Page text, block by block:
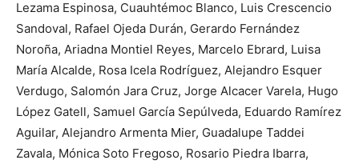
Lezama Espinosa, Cuauhtémoc Blanco, Luis Crescencio
Sandoval, Rafael Ojeda Durán, Gerardo Fernández
Noroña, Ariadna Montiel Reyes, Marcelo Ebrard, Luisa
María Alcalde, Rosa Icela Rodríguez, Alejandro Esquer
Verdugo, Salomón Jara Cruz, Jorge Alcacer Varela, Hugo
López Gatell, Samuel García Sepúlveda, Eduardo Ramírez
Aguilar, Alejandro Armenta Mier, Guadalupe Taddei
Zavala, Mónica Soto Fregoso, Rosario Piedra Ibarra,